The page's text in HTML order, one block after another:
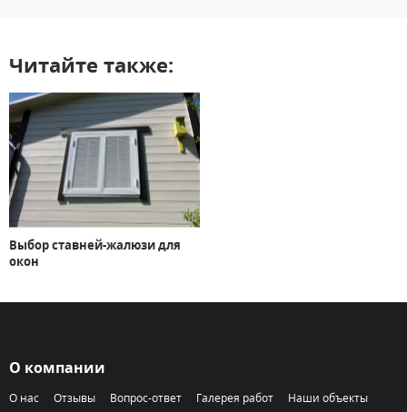
Читайте также:
Выбор ставней-жалюзи для
окон
О компании
О нас Отзывы Вопрос-ответ Галерея работ
Наши объекты